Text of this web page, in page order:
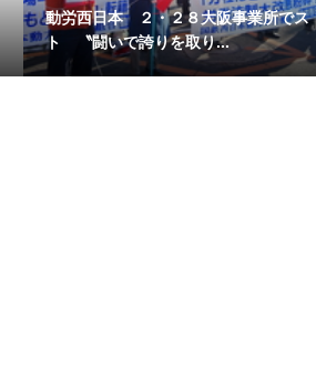
動労西日本 ２・２８大阪事業所でス
ト 〝闘いで誇りを取り...